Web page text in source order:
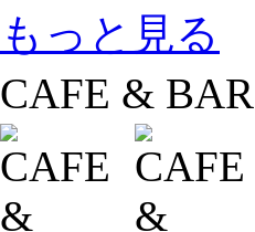
もっと見る
CAFE & BAR